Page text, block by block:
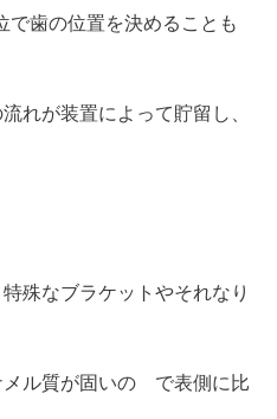
で歯の位置を決めることも
れが装置によって貯留し、
殊なブラケットやそれなり
メル質が固いの で表側に比